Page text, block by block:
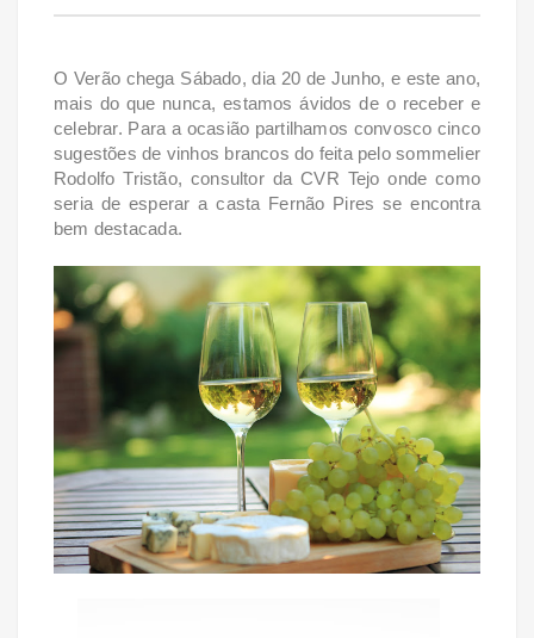
O Verão chega Sábado, dia 20 de Junho, e este ano,
mais do que nunca, estamos ávidos de o receber e
celebrar. Para a ocasião partilhamos convosco cinco
sugestões de vinhos brancos do feita pelo sommelier
Rodolfo Tristão, consultor da CVR Tejo onde como
seria de esperar a casta Fernão Pires se encontra
bem destacada.